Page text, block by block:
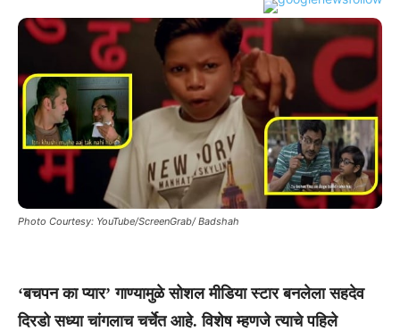
Photo Courtesy: YouTube/ScreenGrab/ Badshah
‘बचपन का प्यार’ गाण्यामुळे सोशल मीडिया स्टार बनलेला सहदेव
दिरडो सध्या चांगलाच चर्चेत आहे. विशेष म्हणजे त्याचे पहिले